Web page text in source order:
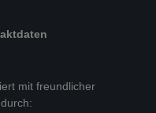
mit freundlicher